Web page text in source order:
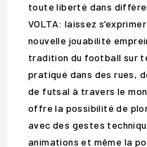
toute liberté dans
VOLTA: laissez
nouvelle jouabilité
tradition du football sur
pratiqué dans des rues,
de futsal à travers le
offre la possibilité de
avec des gestes
animations et même la